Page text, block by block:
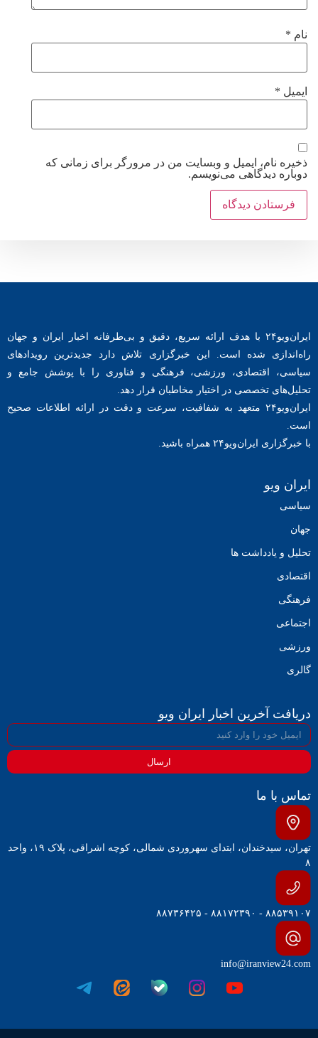
نام *
ایمیل *
ذخیره نام، ایمیل و وبسایت من در مرورگر برای زمانی که
دوباره دیدگاهی می‌نویسم.
ایران‌ویو۲۴ با هدف ارائه سریع، دقیق و بی‌طرفانه اخبار ایران و جهان
راه‌اندازی شده است. این خبرگزاری تلاش دارد جدیدترین رویدادهای
سیاسی، اقتصادی، ورزشی، فرهنگی و فناوری را با پوشش جامع و
تحلیل‌های تخصصی در اختیار مخاطبان قرار دهد.
ایران‌ویو۲۴ متعهد به شفافیت، سرعت و دقت در ارائه اطلاعات صحیح
است.
با خبرگزاری ایران‌ویو۲۴ همراه باشید.
ایران ویو
سیاسی
جهان
تحلیل و یادداشت ها
اقتصادی
فرهنگی
اجتماعی
ورزشی
گالری
دریافت آخرین اخبار ایران ویو
ارسال
تماس با ما
تهران، سیدخندان، ابتدای سهروردی شمالی، کوچه اشراقی، پلاک ۱۹، واحد
۸
۸۸۵۳۹۱۰۷ - ۸۸۱۷۲۳۹۰ - ۸۸۷۳۶۴۲۵
info@iranview24.com